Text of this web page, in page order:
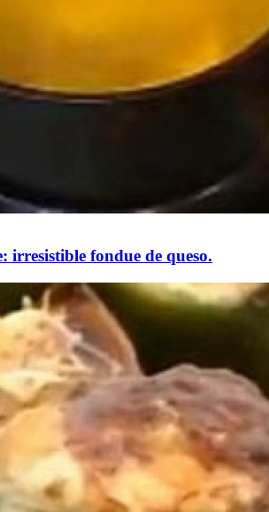
irresistible fondue de queso.